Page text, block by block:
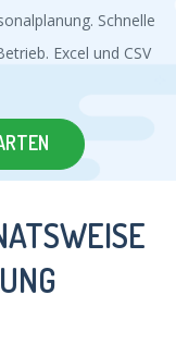
Schnelle
Excel und CSV